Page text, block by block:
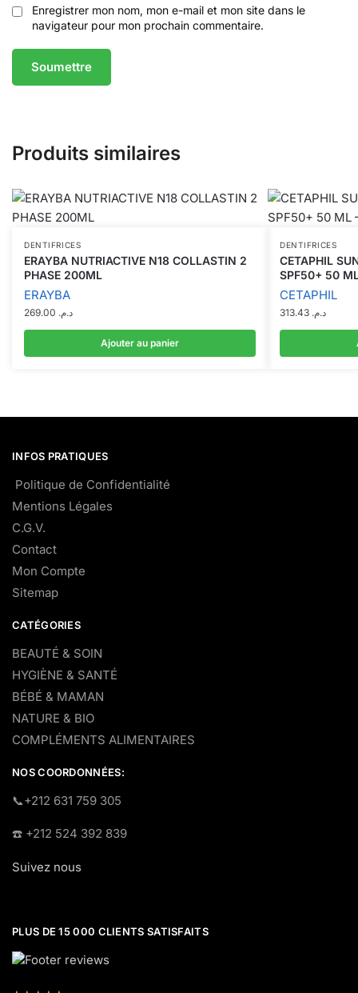
Enregistrer mon nom, mon e-mail et mon site dans le
navigateur pour mon prochain commentaire.
Produits similaires
DENTIFRICES
ERAYBA NUTRIACTIVE N18 COLLASTIN 2
PHASE 200ML
ERAYBA
د.م.
Ajouter au panier
DENTIFRICES
CETAPHIL
SPF50+ 50
CETAPHIL
د.م.
INFOS PRATIQUES
Politique de Confidentialité
Mentions Légales
C.G.V.
Contact
Mon Compte
Sitemap
CATÉGORIES
BEAUTÉ & SOIN
HYGIÈNE & SANTÉ
BÉBÉ & MAMAN
NATURE & BIO
COMPLÉMENTS ALIMENTAIRES
NOS COORDONNÉES:
​📞+212 631 759 305
☎️​ +212 524 392 839
Suivez nous
PLUS DE 15 000 CLIENTS SATISFAITS